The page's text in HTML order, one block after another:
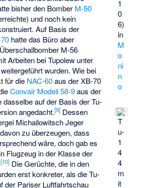
1
0
6)
in
M
o
ni
n
o
T
u-
1
4
4
m
it
bisher den Bomber M-50
und noch kein
Auf Basis der
hatte das Büro aber
M-56
Arbeiten bei Tupolew unter
wurden. Wie bei
für die NAC-60aus der XB-70
Convair Modell 58-9aus der
dasselbe auf der Basis der Tu-
angedacht.[9] Dessen
Michailowitsch Jeger
zu überzeugen, dass
wäre, doch gab es
Flugzeug in der Klasse der
[10] Die Gerüchte, die in den
erst konkreter, als die Tu-
der Pariser Luftfahrtschau